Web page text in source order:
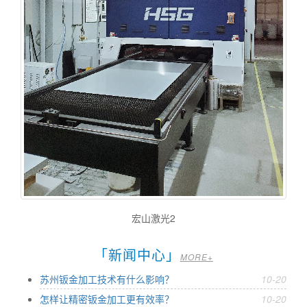
宏山激光2
「新闻中心」 MORE+
10-20
苏州钣金加工技术有什么影响？
10-20
怎样让精密钣金加工更有效率？